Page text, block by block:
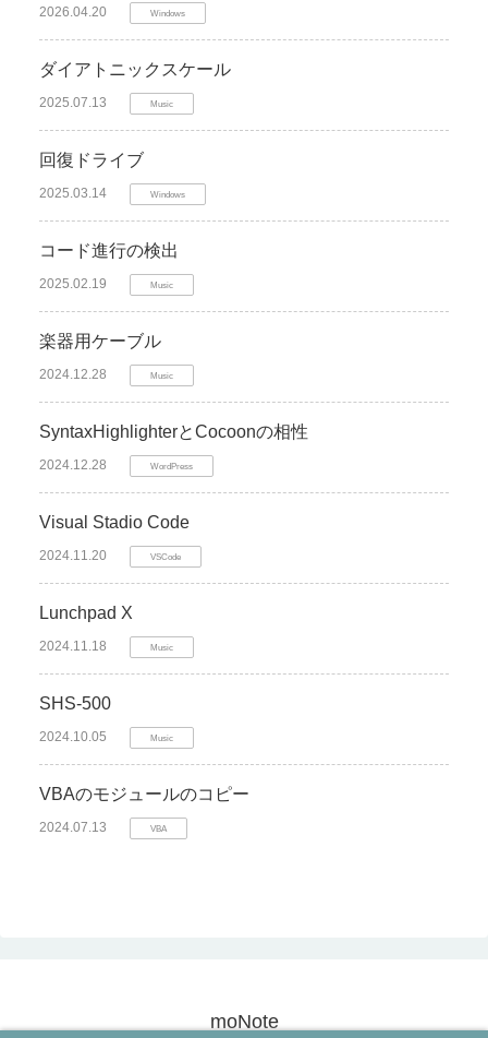
2026.04.20 Windows
ダイアトニックスケール
2025.07.13 Music
回復ドライブ
2025.03.14 Windows
コード進行の検出
2025.02.19 Music
楽器用ケーブル
2024.12.28 Music
SyntaxHighlighterとCocoonの相性
2024.12.28 WordPress
Visual Stadio Code
2024.11.20 VSCode
Lunchpad X
2024.11.18 Music
SHS-500
2024.10.05 Music
VBAのモジュールのコピー
2024.07.13 VBA
moNote